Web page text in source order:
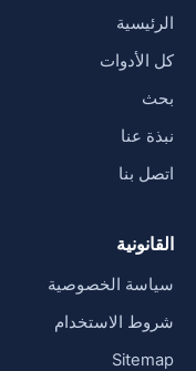
الرئيسية
كل الأدوات
بحث
نبذة عنا
اتصل بنا
القانونية
سياسة الخصوصية
شروط الاستخدام
Sitemap